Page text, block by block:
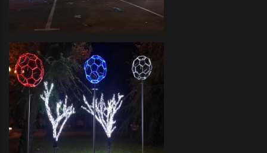
Администрация Краснофлотского
района- декоративное
оформление светодиодной
иллюминации фасада и
прилегающей территории